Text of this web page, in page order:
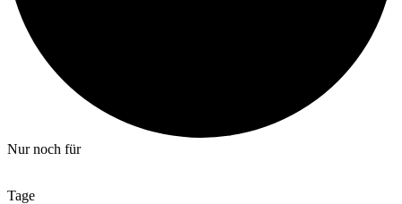
Nur noch für
Tage